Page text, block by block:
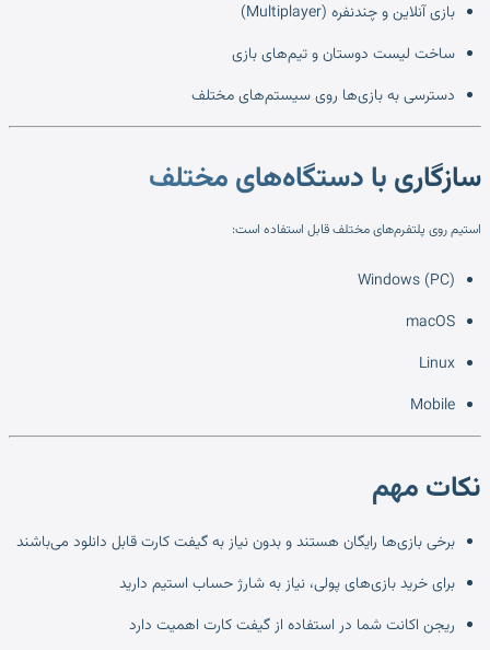
بازی آنلاین و چندنفره (Multiplayer)
ساخت لیست دوستان و تیم‌های بازی
دسترسی به بازی‌ها روی سیستم‌های مختلف
سازگاری با دستگاه‌های مختلف
استیم روی پلتفرم‌های مختلف قابل استفاده است:
Windows (PC)
macOS
Linux
Mobile
نکات مهم
برخی بازی‌ها رایگان هستند و بدون نیاز به گیفت کارت قابل دانلود می‌باشند
برای خرید بازی‌های پولی، نیاز به شارژ حساب استیم دارید
ریجن اکانت شما در استفاده از گیفت کارت اهمیت دارد